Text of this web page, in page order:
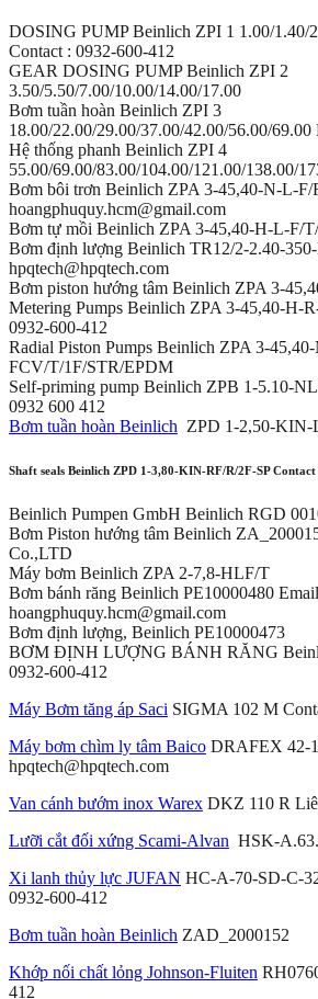
DOSING PUMP Beinlich ZPI 1 1.00/1.40/
Contact : 0932-600-412
GEAR DOSING PUMP Beinlich ΖΡΙ 2
3.50/5.50/7.00/10.00/14.00/17.00
Bơm tuần hoàn Beinlich ΖΡΙ 3
18.00/22.00/29.00/37.00/42.00/56.00/
Hệ thống phanh Beinlich ΖΡΙ 4
55.00/69.00/83.00/104.00/121.00/138.00/
Bơm bôi trơn Beinlich ZPA 3-45,40-N-L-
hoangphuquy.hcm@gmail.com
Bơm tự mồi Beinlich ZPA 3-45,40-H-L-F/
Bơm định lượng Beinlich TR12/2-2.40-
hpqtech@hpqtech.com
Bơm piston hướng tâm Beinlich ZPA 3-
Metering Pumps Beinlich ZPA 3-45,40-H-
0932-600-412
Radial Piston Pumps Beinlich ZPA 3-
FCV/T/1F/STR/EPDM
Self-priming pump Beinlich ZPB 1-5.10-
0932 600 412
Bơm tuần hoàn Beinlich ZPD 1-2,50-KIN-
Shaft seals Beinlich ZPD 1-3,80-KIN-RF/R/2F-SP
Beinlich Pumpen GmbH Beinlich RGD
Bơm Piston hướng tâm Beinlich
Co.,LTD
Máy bơm Beinlich ZPA 2-7,8-HLF/T
Bơm bánh răng Beinlich PE10000480
hoangphuquy.hcm@gmail.com
Bơm định lượng, Beinlich PE10000473
BƠM ĐỊNH LƯỢNG BÁNH RĂNG
0932-600-412
Máy Bơm tăng áp Saci SIGMA 102 M
Máy bơm chìm ly tâm Baico DRAFEX 42-
hpqtech@hpqtech.com
Van cánh bướm inox Warex DKZ 110 R
Lưỡi cắt đối xứng Scami-Alvan HSK-
Xi lanh thủy lực JUFAN HC-A-70-SD-C-
0932-600-412
Bơm tuần hoàn Beinlich ZAD_2000152
Khớp nối chất lỏng Johnson-Fluiten
412